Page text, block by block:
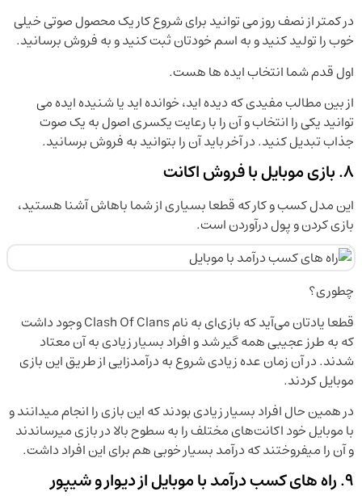
در کمتر از نصف روز می توانید برای شروع کار یک محصول صوتی خیلی
خوب را تولید کنید و به اسم خودتان ثبت کنید و به فروش برسانید.
اول قدم شما انتخاب ایده ها هست.
از بین مطالب مفیدی که دیده اید، خوانده اید یا شنیده ایده می
توانید یکی را انتخاب و آن را با رعایت یکسری اصول به یک صوت
جذاب تبدیل کنید. در آخر باید آن را بتوانید به فروش برسانید.
8. بازی موبایل با فروش اکانت
این مدل کسب و کار که قطعا بسیاری از شما باهاش آشنا هستید،
بازی کردن و پول درآوردن است.
چطوری؟
قطعا یادتان می‌آید که بازی‌ای به نام Clash Of Clans وجود داشت
که به طرز عجیبی همه گیر شد و افراد بسیار زیادی به آن معتاد
شدند. در آن زمان عده‌ زیادی شروع به درآمدزایی از طریق این بازی
موبایل کردند.
در همین حال افراد بسیار زیادی بودند که این بازی را انجام میدانند و
با موبایل خود اکانت‌های مختلف را به سطوح بالا در بازی میرساندند
و آن را میفروختند که درآمد بسیار خوبی هم برای این افراد داشت.
9. راه های کسب درآمد با موبایل از دیوار و شیپور